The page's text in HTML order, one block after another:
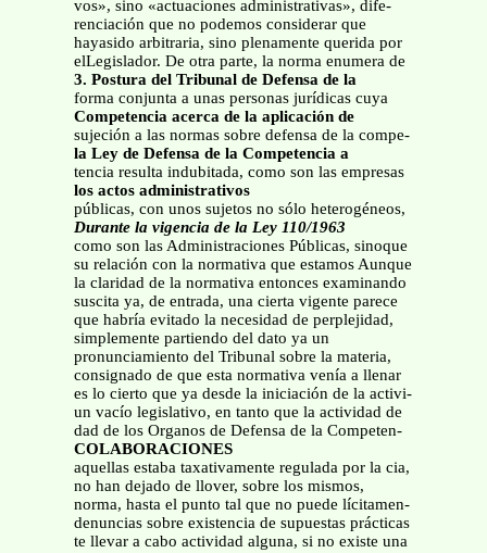
vos», sino «actuaciones administrativas», dife-
renciación que no podemos considerar que
hayasido arbitraria, sino plenamente querida por
elLegislador. De otra parte, la norma enumera de
3. Postura del Tribunal de Defensa de la
forma conjunta a unas personas jurídicas cuya
Competencia acerca de la aplicación de
sujeción a las normas sobre defensa de la compe-
la Ley de Defensa de la Competencia a
tencia resulta indubitada, como son las empresas
los actos administrativos
públicas, con unos sujetos no sólo heterogéneos,
Durante la vigencia de la Ley 110/1963
como son las Administraciones Públicas, sinoque
su relación con la normativa que estamos Aunque
la claridad de la normativa entonces examinando
suscita ya, de entrada, una cierta vigente parece
que habría evitado la necesidad de perplejidad,
simplemente partiendo del dato ya un
pronunciamiento del Tribunal sobre la materia,
consignado de que esta normativa venía a llenar
es lo cierto que ya desde la iniciación de la activi-
un vacío legislativo, en tanto que la actividad de
dad de los Organos de Defensa de la Competen-
COLABORACIONES
aquellas estaba taxativamente regulada por la cia,
no han dejado de llover, sobre los mismos,
norma, hasta el punto tal que no puede lícitamen-
denuncias sobre existencia de supuestas prácticas
te llevar a cabo actividad alguna, si no existe una